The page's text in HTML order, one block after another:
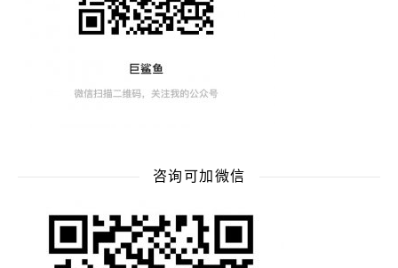
咨询可加微信